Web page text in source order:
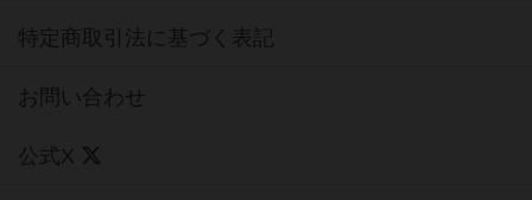
特定商取引法に基づく表記
お問い合わせ
公式X